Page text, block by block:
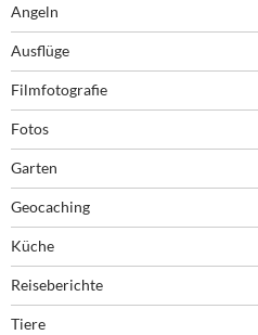
Angeln
Ausflüge
Filmfotografie
Fotos
Garten
Geocaching
Küche
Reiseberichte
Tiere